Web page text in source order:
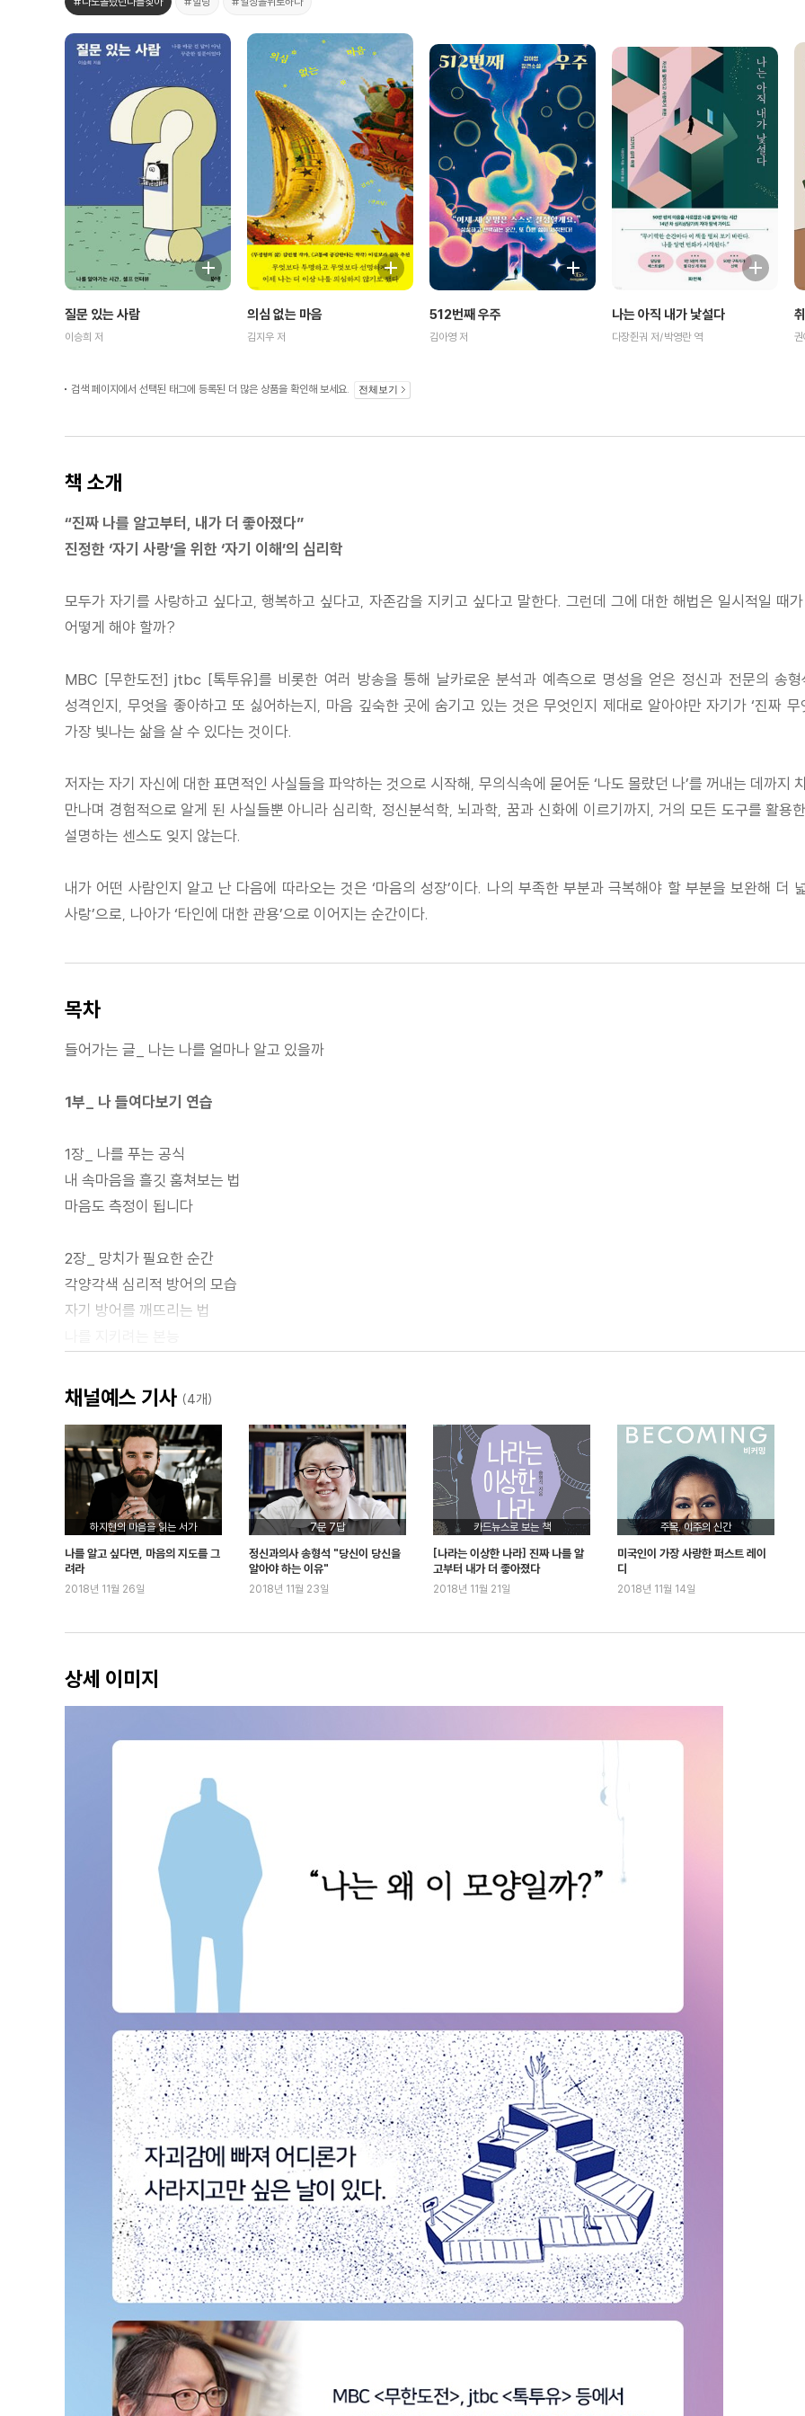
질문 있는 사람
이승희 저
의심 없는 마음
김지우 저
512번째 우주
김아영 저
나는 아직 내가 낯설다
다장쥔궈 저/박영란 역
검색 페이지에서 선택된 태그에 등록된 더 많은 상품을 확인해 보세요. 전체보기
책 소개
“진짜 나를 알고부터, 내가 더 좋아졌다”
진정한 ‘자기 사랑’을 위한 ‘자기 이해’의 심리학
모두가 자기를 사랑하고 싶다고, 행복하고 싶다고, 자존감을 지키고 싶다고 말한다. 그런데 그에 대한 해법은 일시적일 때
어떻게 해야 할까?
MBC [무한도전] jtbc [톡투유]를 비롯한 여러 방송을 통해 날카로운 분석과 예측으로 명성을 얻은 정신과 전문의 송형
성격인지, 무엇을 좋아하고 또 싫어하는지, 마음 깊숙한 곳에 숨기고 있는 것은 무엇인지 제대로 알아야만 자기가 ‘진짜
가장 빛나는 삶을 살 수 있다는 것이다.
저자는 자기 자신에 대한 표면적인 사실들을 파악하는 것으로 시작해, 무의식속에 묻어둔 ‘나도 몰랐던 나’를 꺼내는 데까지
만나며 경험적으로 알게 된 사실들뿐 아니라 심리학, 정신분석학, 뇌과학, 꿈과 신화에 이르기까지, 거의 모든 도구를 활용
설명하는 센스도 잊지 않는다.
내가 어떤 사람인지 알고 난 다음에 따라오는 것은 ‘마음의 성장’이다. 나의 부족한 부분과 극복해야 할 부분을 보완해 더
사랑’으로, 나아가 ‘타인에 대한 관용’으로 이어지는 순간이다.
목차
들어가는 글_ 나는 나를 얼마나 알고 있을까
1부_ 나 들여다보기 연습
1장_ 나를 푸는 공식
내 속마음을 흘깃 훔쳐보는 법
마음도 측정이 됩니다
2장_ 망치가 필요한 순간
각양각색 심리적 방어의 모습
자기 방어를 깨뜨리는 법
책임지기도, 비난받기도 싫을 때
2부_ 나라는 이상한 나라로
3장_ 내 마음은 왜 이런 모양일까
나도 모르게 타인을 따라 하는 순간
나의 판단력은 믿을 만할까
언어가 다 담아내지 못하는 것들
자아와 영혼의 문제
내가 나를 바라보는 시점
3부_ 마음의 영토를 한 뼘 더 넓히려면
5장_ 나의 부모와 부모의 부모
나의 세대를 돌이켜볼 것
한 세대의 좋은 부모, 나쁜 부모
나의 부모를 극복하라
6장_ 위대한 나의 발견
모호한 부분을 조금 더 또렷이
나의 아름다운 정체성을 찾아서
마치는 글_ 나란 사람은 내가 아는 그 이상
채널예스 기사 (4개)
하지현의 마음을 읽는 서가
나를 알고 싶다면, 마음의 지도를 그
려라
2018년 11월 26일
7문 7답
정신과의사 송형석 "당신이 당신을
알아야 하는 이유"
2018년 11월 23일
카드뉴스로 보는 책
[나라는 이상한 나라] 진짜 나를 알
고부터 내가 더 좋아졌다
2018년 11월 21일
주목, 이주의 신간
미국인이 가장 사랑한 퍼스트 레이
디
2018년 11월 14일
상세 이미지